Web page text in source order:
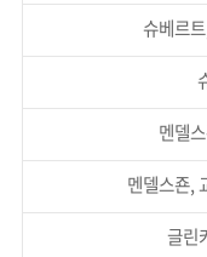
슈베르
멘델
멘델스죤,
글린